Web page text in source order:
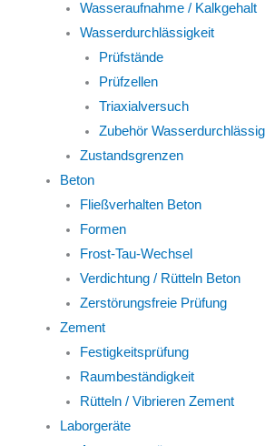
Wasseraufnahme / Kalkgehalt
Wasserdurchlässigkeit
Prüfstände
Prüfzellen
Triaxialversuch
Zubehör
Zustandsgrenzen
Beton
Fließverhalten Beton
Formen
Frost-Tau-Wechsel
Verdichtung / Rütteln Beton
Zerstörungsfreie Prüfung
Zement
Festigkeitsprüfung
Raumbeständigkeit
Rütteln / Vibrieren Zement
Laborgeräte